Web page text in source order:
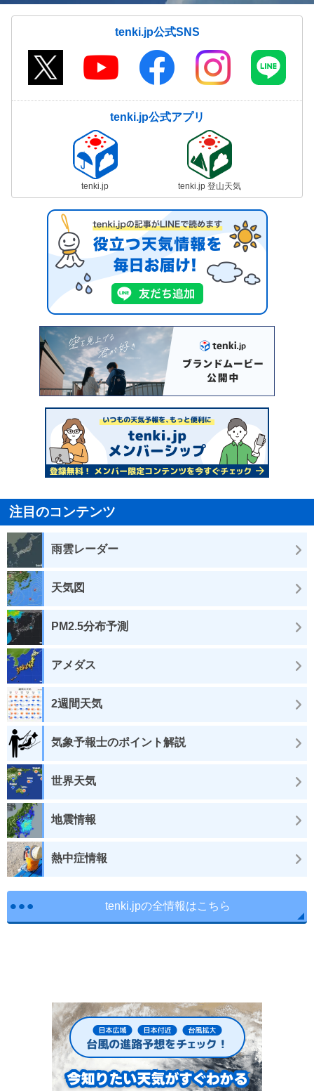
tenki.jp公式SNS
tenki.jp公式アプリ
tenki.jp tenki.jp 登山天気
注目のコンテンツ
雨雲レーダー
天気図
PM2.5分布予測
アメダス
2週間天気
気象予報士のポイント解説
世界天気
地震情報
熱中症情報
tenki.jpの全情報はこちら